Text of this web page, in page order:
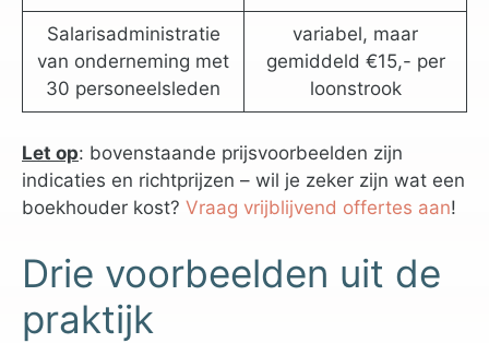
Salarisadministratie
van onderneming met
30 personeelsleden
variabel, maar
gemiddeld €15,- per
loonstrook
Let op: bovenstaande prijsvoorbeelden zijn
indicaties en richtprijzen – wil je zeker zijn wat een
boekhouder kost? Vraag vrijblijvend offertes aan!
Drie voorbeelden uit de
praktijk